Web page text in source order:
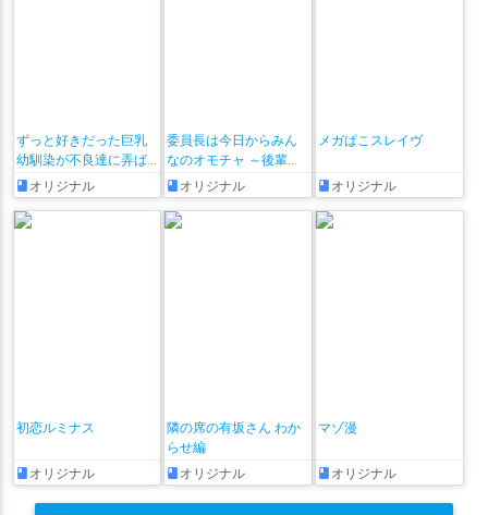
ずっと好きだった巨乳
幼馴染が不良達に弄ば
れた七日間 その後
オリジナル
委員長は今日からみん
なのオモチャ ～後輩に
全部晒されちゃう編♡
～ + おまけ漫画♡
オリジナル
メガぱこスレイヴ
オリジナル
初恋ルミナス
オリジナル
隣の席の有坂さん わか
らせ編
オリジナル
マゾ漫
オリジナル